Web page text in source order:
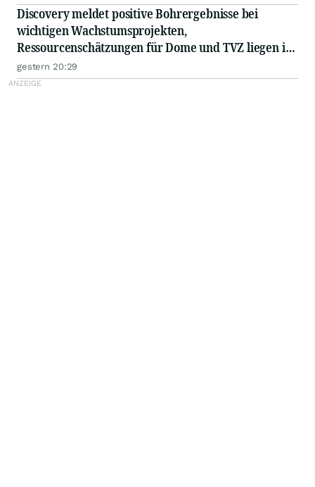
Discovery meldet positive Bohrergebnisse bei
wichtigen Wachstumsprojekten,
Ressourcenschätzungen für Dome und TVZ liegen im
Zeitplan für Ende 2026
gestern 20:29